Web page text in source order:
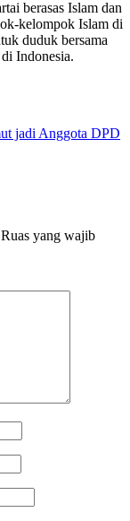
berasas Islam dan
kelompok Islam di
duduk bersama
Indonesia.
jadi Anggota DPD
Ruas yang wajib